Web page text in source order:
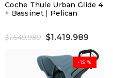
Coche Thule Urban Glide 4
+ Bassinet | Pelican
$1.649.980 $1.419.989
-15 %